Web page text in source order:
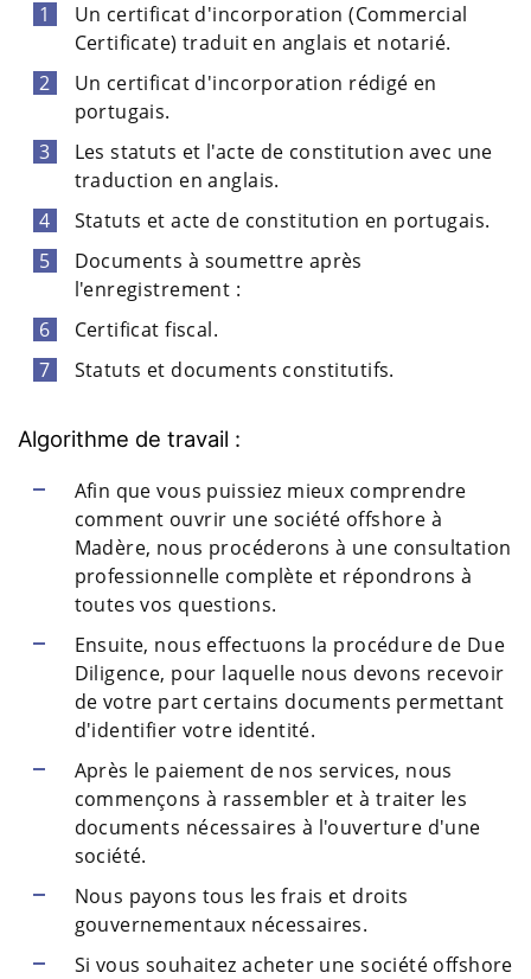
Un certificat d'incorporation (Commercial
Certificate) traduit en anglais et notarié.
Un certificat d'incorporation rédigé en
portugais.
Les statuts et l'acte de constitution avec une
traduction en anglais.
Statuts et acte de constitution en portugais.
Documents à soumettre après
l'enregistrement :
Certificat fiscal.
Statuts et documents constitutifs.
Algorithme de travail :
Afin que vous puissiez mieux comprendre
comment ouvrir une société offshore à
Madère, nous procéderons à une consultation
professionnelle complète et répondrons à
toutes vos questions.
Ensuite, nous effectuons la procédure de Due
Diligence, pour laquelle nous devons recevoir
de votre part certains documents permettant
d'identifier votre identité.
Après le paiement de nos services, nous
commençons à rassembler et à traiter les
documents nécessaires à l'ouverture d'une
société.
Nous payons tous les frais et droits
gouvernementaux nécessaires.
Si vous souhaitez acheter une société offshore